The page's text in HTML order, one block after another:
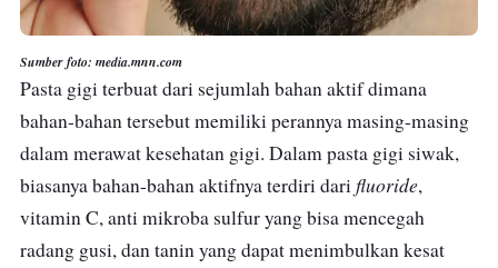
Sumber foto: media.mnn.com
Pasta gigi terbuat dari sejumlah bahan aktif dimana
bahan-bahan tersebut memiliki perannya masing-masing
dalam merawat kesehatan gigi. Dalam pasta gigi siwak,
biasanya bahan-bahan aktifnya terdiri darifluoride,
vitamin C, anti mikroba sulfur yang bisa mencegah
radang gusi, dan tanin yang dapat menimbulkan kesat